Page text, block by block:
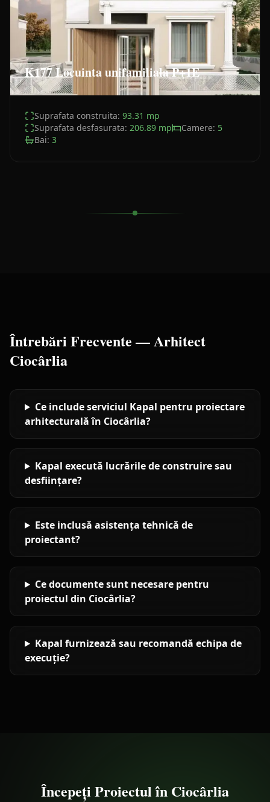
K177 Locuinta unifamiliala P+1E
Suprafata construita: 93.31 mp
Suprafata desfasurata: 206.89 mp Camere: 5
Bai: 3
Întrebări Frecvente —Arhitect
Ciocârlia
Ce include serviciul Kapal pentru proiectare
arhitecturală în Ciocârlia?
Kapal execută lucrările de construire sau
desființare?
Este inclusă asistența tehnică de
proiectant?
Ce documente sunt necesare pentru
proiectul din Ciocârlia?
Kapal furnizează sau recomandă echipa de
execuție?
Începeți Proiectul în Ciocârlia